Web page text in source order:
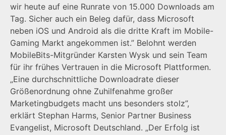
wir heute auf eine Runrate von 15.000 Downloads am
Tag. Sicher auch ein Beleg dafür, dass Microsoft
neben iOS und Android als die dritte Kraft im Mobile-
Gaming Markt angekommen ist.” Belohnt werden
MobileBits-Mitgründer Karsten Wysk und sein Team
für ihr frühes Vertrauen in die Microsoft Plattformen.
„Eine durchschnittliche Downloadrate dieser
Größenordnung ohne Zuhilfenahme großer
Marketingbudgets macht uns besonders stolz”,
erklärt Stephan Harms, Senior Partner Business
Evangelist, Microsoft Deutschland. „Der Erfolg ist